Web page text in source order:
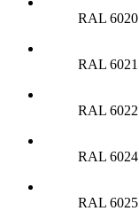
RAL 6020
RAL 6021
RAL 6022
RAL 6024
RAL 6025